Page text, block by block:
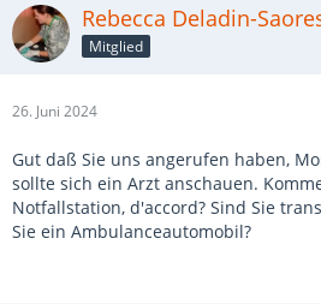
Rebecca Deladin-
Mitglied
26. Juni 2024
Gut daß Sie uns angerufen haben,
sollte sich ein Arzt anschauen.
Notfallstation, d'accord? Sind Sie
Sie ein Ambulanceautomobil?